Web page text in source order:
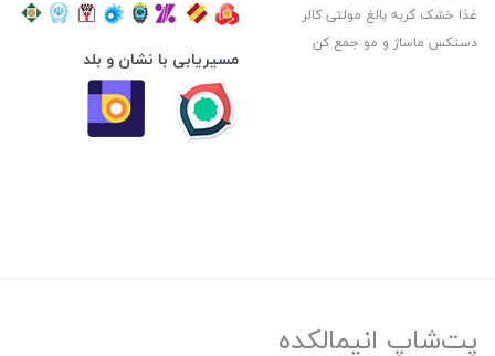
غذا خشک گربه بالغ مولتی کالر
دستکس ماساژ و مو جمع کن
مسیریابی با نشان و بلد
پت‌شاپ انیمالکده